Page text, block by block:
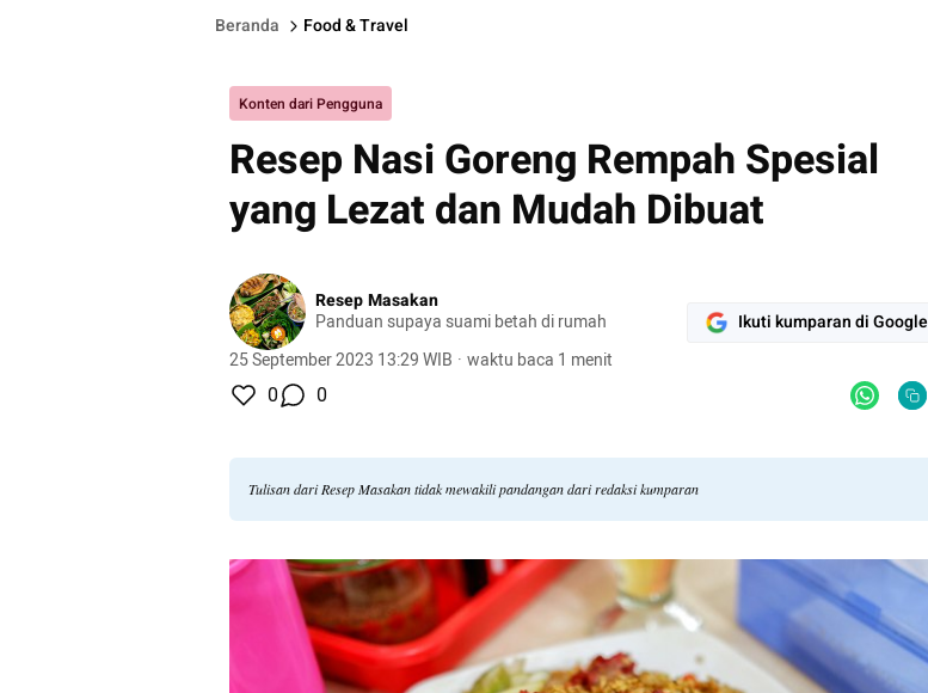
Beranda Food & Travel
Konten dari Pengguna
Resep Nasi Goreng Rempah Spesial
yang Lezat dan Mudah Dibuat
Resep Masakan
Panduan supaya suami betah di rumah
25 September 2023 13:29 WIB · waktu baca 1 menit
Ikuti kumparan di Google
0 0
Tulisan dari Resep Masakan tidak mewakili pandangan dari redaksi kumparan